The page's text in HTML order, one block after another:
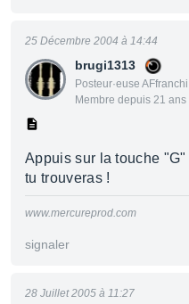
brugi1313
Posteur·euse
Membre depuis 21 ans
25 Décembre 2004 à 14:44
Appuis sur la touche
tu trouveras !
www.mercureprod.com
signaler
28 Juillet 2005 à 11:27